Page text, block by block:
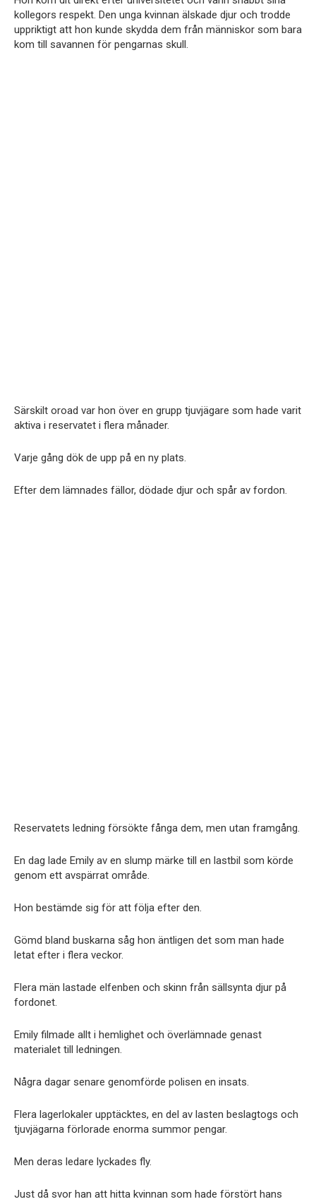
kollegors respekt. Den unga kvinnan älskade djur och trodde
uppriktigt att hon kunde skydda dem från människor som bara
kom till savannen för pengarnas skull.
Särskilt oroad var hon över en grupp tjuvjägare som hade varit
aktiva i reservatet i flera månader.
Varje gång dök de upp på en ny plats.
Efter dem lämnades fällor, dödade djur och spår av fordon.
Reservatets ledning försökte fånga dem, men utan framgång.
En dag lade Emily av en slump märke till en lastbil som körde
genom ett avspärrat område.
Hon bestämde sig för att följa efter den.
Gömd bland buskarna såg hon äntligen det som man hade
letat efter i flera veckor.
Flera män lastade elfenben och skinn från sällsynta djur på
fordonet.
Emily filmade allt i hemlighet och överlämnade genast
materialet till ledningen.
Några dagar senare genomförde polisen en insats.
Flera lagerlokaler upptäcktes, en del av lasten beslagtogs och
tjuvjägarna förlorade enorma summor pengar.
Men deras ledare lyckades fly.
Just då svor han att hitta kvinnan som hade förstört hans